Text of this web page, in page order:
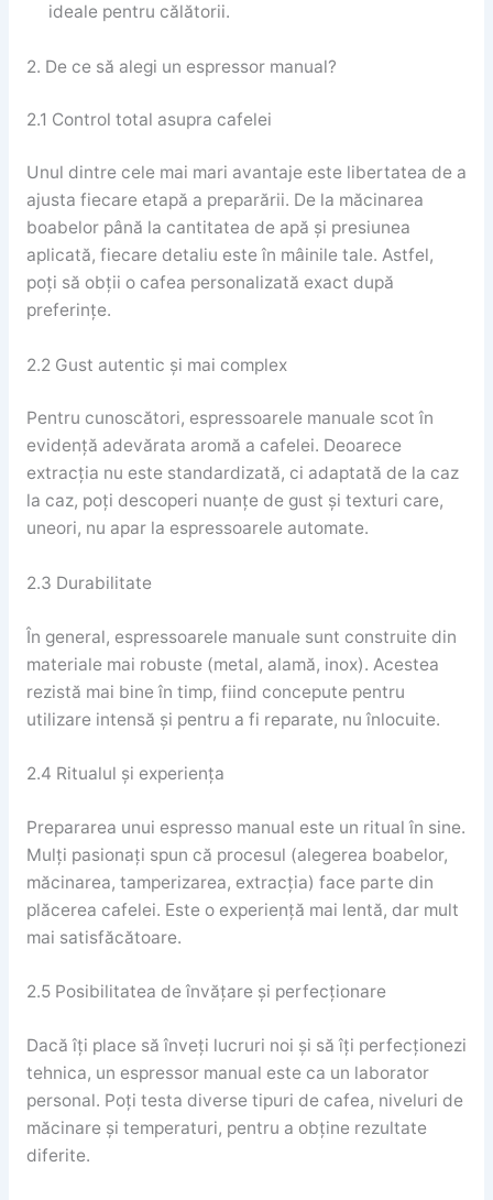
ideale pentru călătorii.
2. De ce să alegi un espressor manual?
2.1 Control total asupra cafelei
Unul dintre cele mai mari avantaje este libertatea de a
ajusta fiecare etapă a preparării. De la măcinarea
boabelor până la cantitatea de apă și presiunea
aplicată, fiecare detaliu este în mâinile tale. Astfel,
poți să obții o cafea personalizată exact după
preferințe.
2.2 Gust autentic și mai complex
Pentru cunoscători, espressoarele manuale scot în
evidență adevărata aromă a cafelei. Deoarece
extracția nu este standardizată, ci adaptată de la caz
la caz, poți descoperi nuanțe de gust și texturi care,
uneori, nu apar la espressoarele automate.
2.3 Durabilitate
În general, espressoarele manuale sunt construite din
materiale mai robuste (metal, alamă, inox). Acestea
rezistă mai bine în timp, fiind concepute pentru
utilizare intensă și pentru a fi reparate, nu înlocuite.
2.4 Ritualul și experiența
Prepararea unui espresso manual este un ritual în sine.
Mulți pasionați spun că procesul (alegerea boabelor,
măcinarea, tamperizarea, extracția) face parte din
plăcerea cafelei. Este o experiență mai lentă, dar mult
mai satisfăcătoare.
2.5 Posibilitatea de învățare și perfecționare
Dacă îți place să înveți lucruri noi și să îți perfecționezi
tehnica, un espressor manual este ca un laborator
personal. Poți testa diverse tipuri de cafea, niveluri de
măcinare și temperaturi, pentru a obține rezultate
diferite.